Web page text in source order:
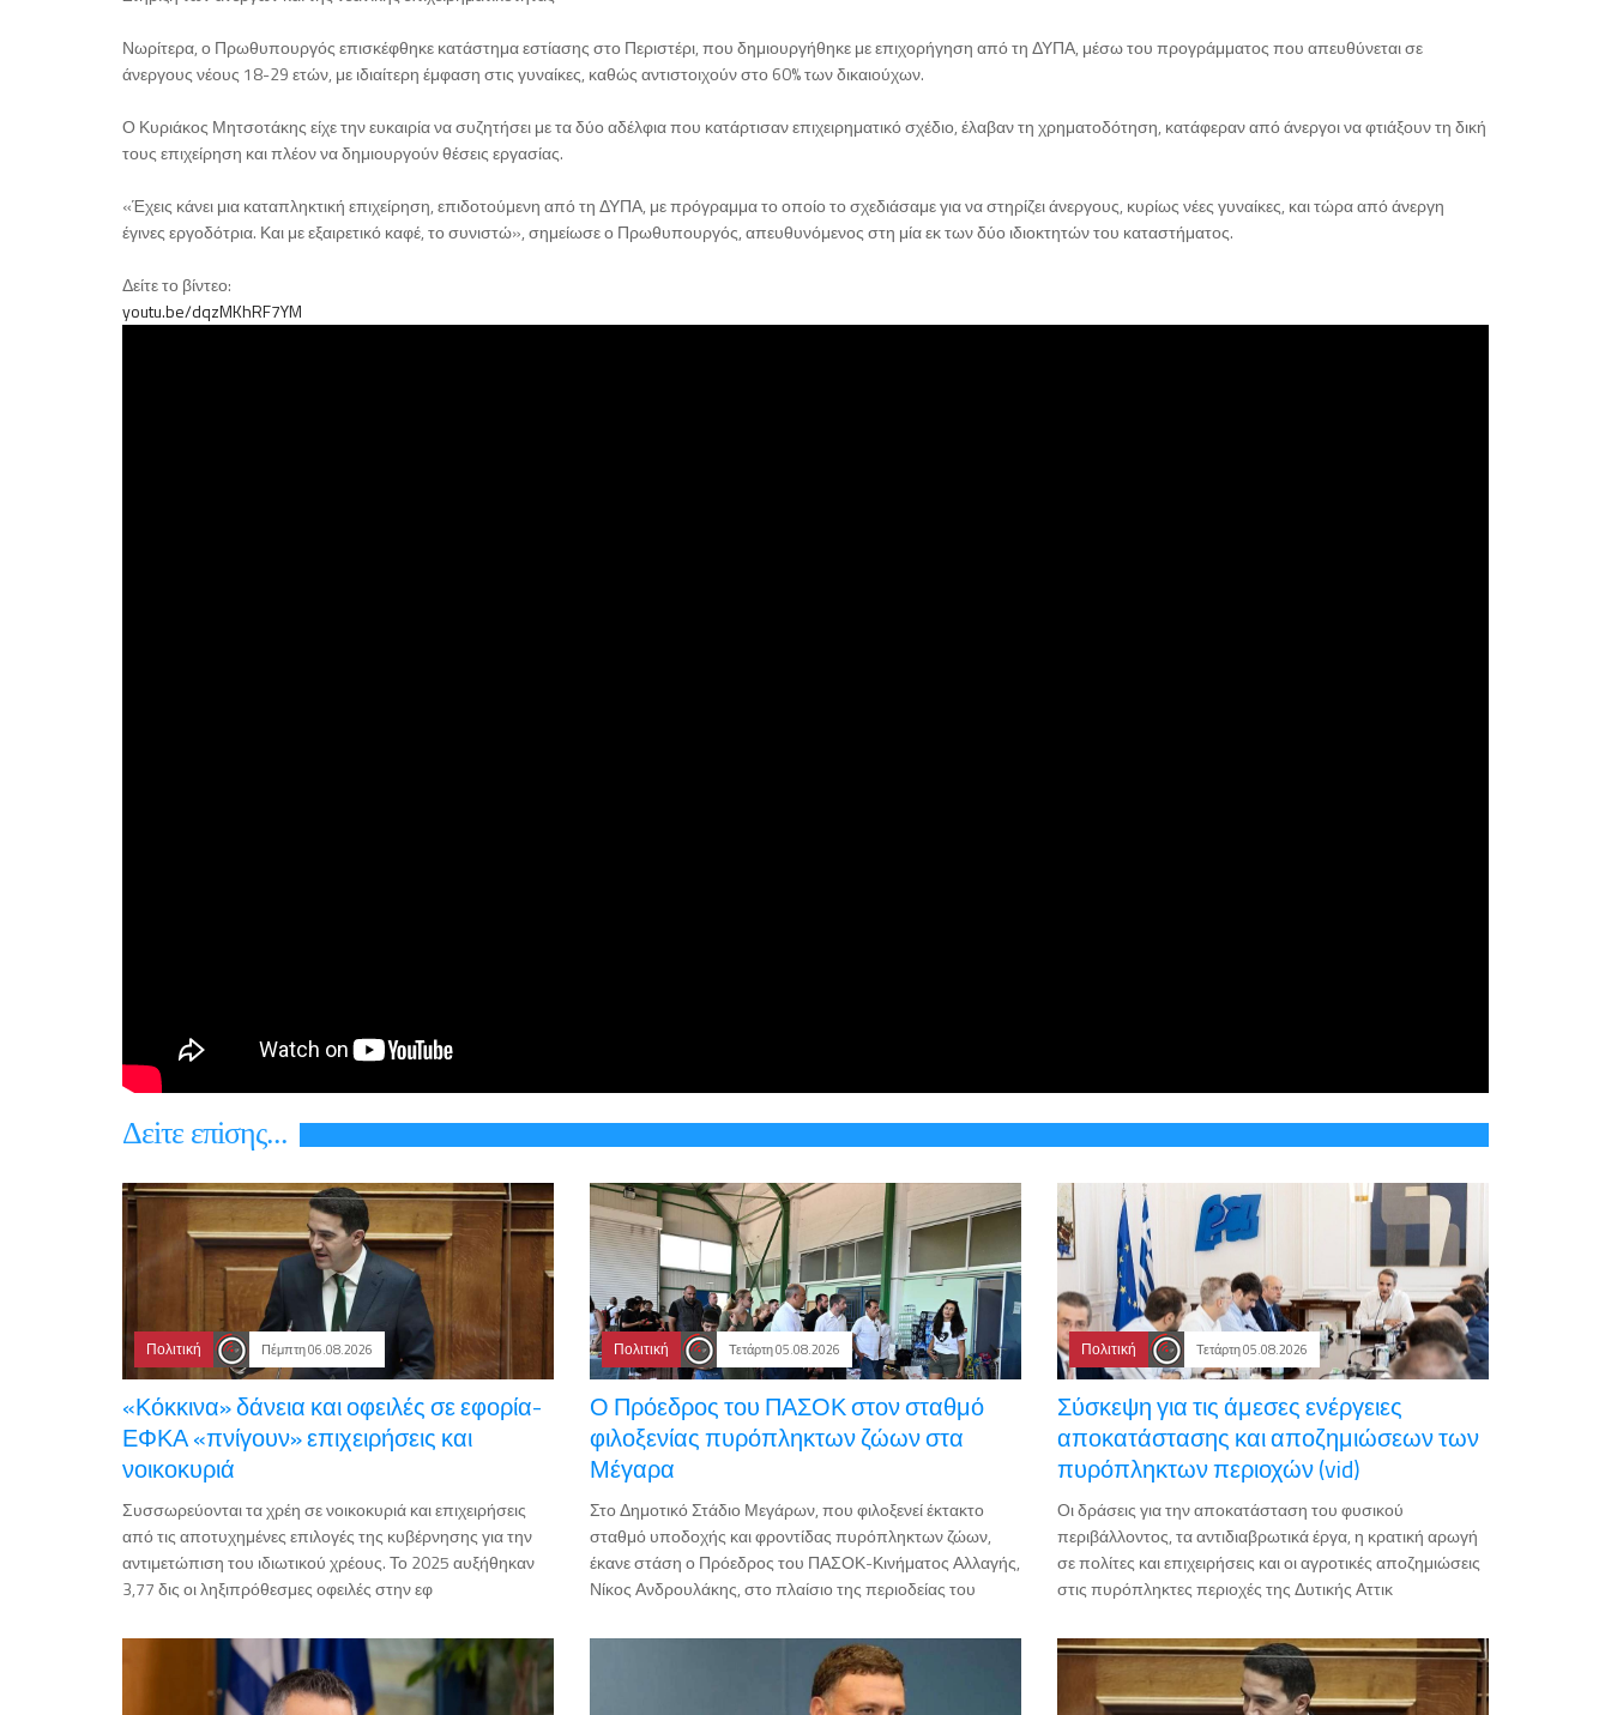
Νωρίτερα, ο Πρωθυπουργός επισκέφθηκε κατάστημα εστίασης στο Περιστέρι, που δημιουργήθηκε με επιχορήγηση από τη ΔΥΠΑ, μέσω του προγράμματος που απευθύνεται σε
άνεργους νέους 18-29 ετών, με ιδιαίτερη έμφαση στις γυναίκες, καθώς αντιστοιχούν στο 60% των δικαιούχων.
Ο Κυριάκος Μητσοτάκης είχε την ευκαιρία να συζητήσει με τα δύο αδέλφια που κατάρτισαν επιχειρηματικό σχέδιο, έλαβαν τη χρηματοδότηση, κατάφεραν από άνεργοι να φτιάξουν τη δική
τους επιχείρηση και πλέον να δημιουργούν θέσεις εργασίας.
«Έχεις κάνει μια καταπληκτική επιχείρηση, επιδοτούμενη από τη ΔΥΠΑ, με πρόγραμμα το οποίο το σχεδιάσαμε για να στηρίζει άνεργους, κυρίως νέες γυναίκες, και τώρα από άνεργη
έγινες εργοδότρια. Και με εξαιρετικό καφέ, το συνιστώ», σημείωσε ο Πρωθυπουργός, απευθυνόμενος στη μία εκ των δύο ιδιοκτητών του καταστήματος.
Δείτε το βίντεο:
youtu.be/dqzMKhRF7YM
Δεiτε επiσης...
Πολιτική Πέμπτη 06.08.2026
«Κόκκινα» δάνεια και οφειλές σε εφορία-
ΕΦΚΑ «πνίγουν» επιχειρήσεις και
νοικοκυριά
Συσσωρεύονται τα χρέη σε νοικοκυριά και επιχειρήσεις
από τις αποτυχημένες επιλογές της κυβέρνησης για την
αντιμετώπιση του ιδιωτικού χρέους. Το 2025 αυξήθηκαν
3,77 δις οι ληξιπρόθεσμες οφειλές στην εφ
Πολιτική Τετάρτη 05.08.2026
Ο Πρόεδρος του ΠΑΣΟΚ στον σταθμό
φιλοξενίας πυρόπληκτων ζώων στα
Μέγαρα
Στο Δημοτικό Στάδιο Μεγάρων, που φιλοξενεί έκτακτο
σταθμό υποδοχής και φροντίδας πυρόπληκτων ζώων,
έκανε στάση ο Πρόεδρος του ΠΑΣΟΚ-Κινήματος Αλλαγής,
Νίκος Ανδρουλάκης, στο πλαίσιο της περιοδείας του
Πολιτική Τετάρτη 05.08.2026
Σύσκεψη για τις άμεσες ενέργειες
αποκατάστασης και αποζημιώσεων των
πυρόπληκτων περιοχών (vid)
Οι δράσεις για την αποκατάσταση του φυσικού
περιβάλλοντος, τα αντιδιαβρωτικά έργα, η κρατική αρωγή
σε πολίτες και επιχειρήσεις και οι αγροτικές αποζημιώσεις
στις πυρόπληκτες περιοχές της Δυτικής Αττικ